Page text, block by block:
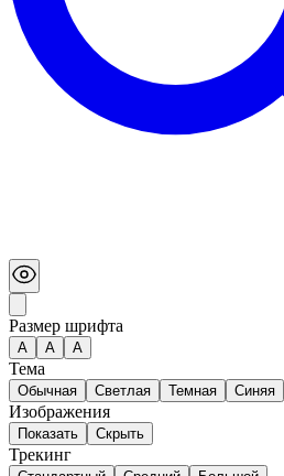
Размер шрифта
А A A
Тема
Обычная Светлая Темная Синяя
Изображения
Показать Скрыть
Трекинг